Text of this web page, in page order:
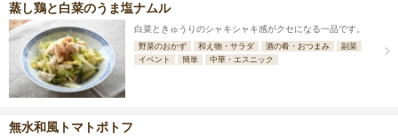
蒸し鶏と白菜のうま塩ナムル
白菜ときゅうりのシャキシャキ感がクセになる一品です。
野菜のおかず 和え物・サラダ 酒の肴・おつまみ
副菜
イベント
簡単 中華・エスニック
無水和風トマトポトフ